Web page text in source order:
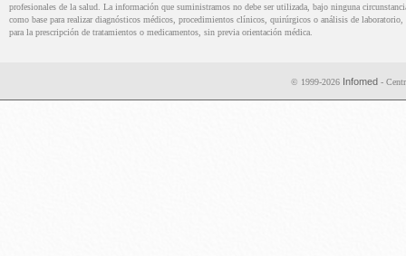
profesionales de la salud. La información que suministramos no debe ser utilizada, bajo ninguna
como base para realizar diagnósticos médicos, procedimientos clínicos, quirúrgicos o análisis de laboratorio,
para la prescripción de tratamientos o medicamentos, sin previa orientación médica.
© 1999-2026 Infomed -